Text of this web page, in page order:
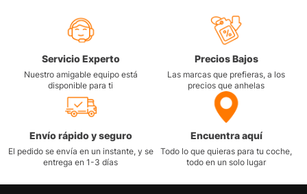
Servicio Experto
Nuestro amigable equipo está
disponible para ti
Precios Bajos
Las marcas que prefieras, a los
precios que anhelas
Envío rápido y seguro
El pedido se envía en un instante, y se
entrega en 1-3 días
Encuentra aquí
Todo lo que quieras para tu coche,
todo en un solo lugar